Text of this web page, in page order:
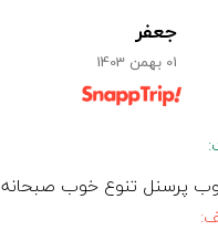
جعفر
01 بهمن 1403
پرسنل تنوع خوب صبحانه